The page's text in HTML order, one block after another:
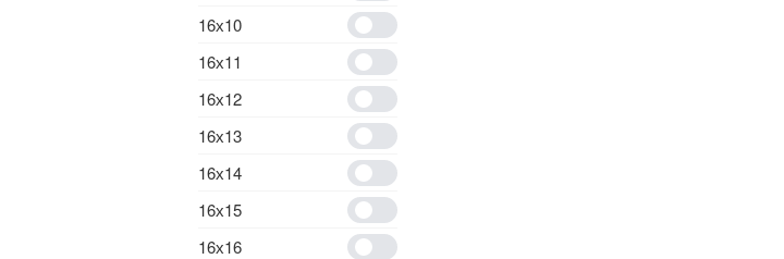
16х10
16х11
16х12
16х13
16х14
16х15
16х16